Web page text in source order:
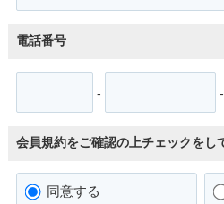
電話番号
- -
会員規約をご確認の上チェックをし
同意する